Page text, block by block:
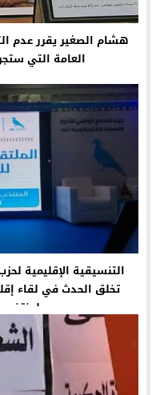
هشام الصغير يقرر عدم
العامة التي ستجرى يوم 8
التنسيقية الإقليمية
تخلق الحدث في لقاء